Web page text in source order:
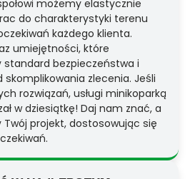
możemy elastycznie
do charakterystyki terenu
każdego klienta.
umiejętności, które
standard bezpieczeństwa i
skomplikowania zlecenia. Jeśli
rozwiązań, usługi minikoparką
w dziesiątkę! Daj nam znać, a
projekt, dostosowując się